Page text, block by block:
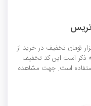
از این کد تخفیف می‌توانید از 50 هزار تومان تخفیف در خرید از
ذکر است این کد تخفیف
تومان قابل استفاده است. جهت مشاهده